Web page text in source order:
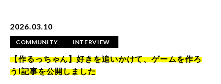
2026.03.10
COMMUNITY INTERVIEW
【作るっちゃん】好きを追いかけて、ゲームを作ろ
う!記事を公開しました